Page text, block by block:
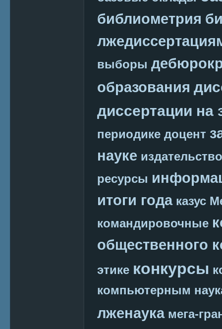
библиометрия
выборы
образования
диссертации на
периодике доцент
науке издательство
ресурсы
итоги года казус
командировочные
общественного
этике конкурсы
компьютерным
лженаука мега-